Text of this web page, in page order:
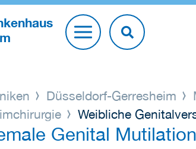
Düsseldorf-Gerresheim
Weibliche
Genital